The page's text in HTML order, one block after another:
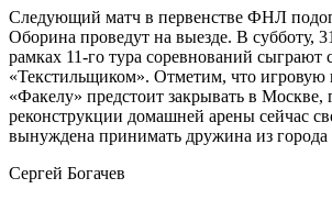
Следующий матч в первенстве ФНЛ
Оборина проведут на выезде. В субботу,
рамках 11-го тура соревнований сыграют
«Текстильщиком». Отметим, что игровую
«Факелу» предстоит закрывать в Москве,
реконструкции домашней арены сейчас
вынуждена принимать дружина из города
Сергей Богачев